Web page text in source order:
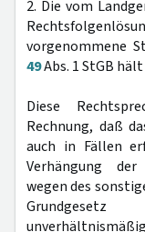
2. Die vom
vorgenommene
49Abs. 1 StGB
Diese
Rechnung, daß
auch in Fällen
Verhängung
wegen des